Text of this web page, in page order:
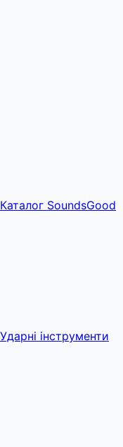
Каталог SoundsGood
Ударні інструменти